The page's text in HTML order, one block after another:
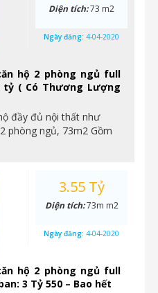
căn hộ 2 phòng ngủ full
tỷ ( Có Thương Lượng
đầy đủ nội thất như
phòng ngủ, 73m2 Gồm
Diện tích:73 m2
Ngày đăng: 4-04-2020
căn hộ 2 phòng ngủ full
3 Tỷ 550 – Bao hết
3.55 Tỷ
Diện tích:73m m2
Ngày đăng: 4-04-2020